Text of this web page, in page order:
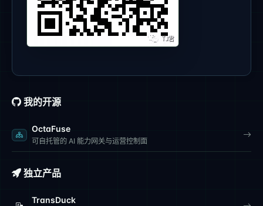
我的开源
OctaFuse
可自托管的 AI 能力网关与运营控制面
独立产品
TransDuck